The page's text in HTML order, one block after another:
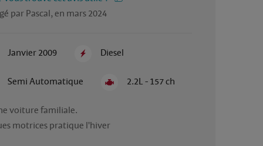
par Pascal, en mars 2024
Janvier 2009 Diesel
Semi Automatique 2.2L - 157 ch
voiture familiale.
motrices pratique l'hiver